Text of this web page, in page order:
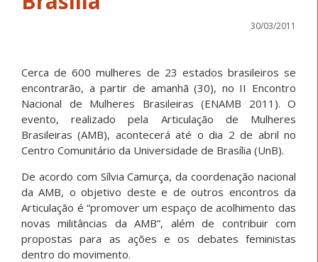
30/03/2011
Cerca de 600 mulheres de 23 estados brasileiros se
encontrarão, a partir de amanhã (30), no II Encontro
Nacional de Mulheres Brasileiras (ENAMB 2011). O
evento, realizado pela Articulação de Mulheres
Brasileiras (AMB), acontecerá até o dia 2 de abril no
Centro Comunitário da Universidade de Brasília (UnB).
De acordo com Sílvia Camurça, da coordenação nacional
da AMB, o objetivo deste e de outros encontros da
Articulação é “promover um espaço de acolhimento das
novas militâncias da AMB”, além de contribuir com
propostas para as ações e os debates feministas
dentro do movimento.